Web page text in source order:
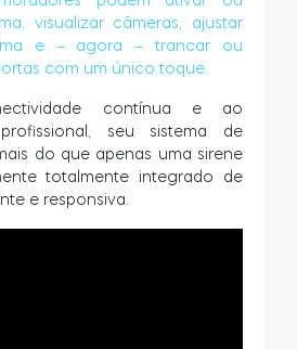
visualizar câmeras, ajustar
e – agora – trancar ou
com um único toque.
contínua e ao
seu sistema de
do que apenas uma sirene
totalmente integrado de
e responsiva.